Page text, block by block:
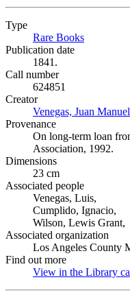
Type
Rare Books
Publication date
1841.
Call number
624851
Creator
Venegas, Juan Manuel
Provenance
On long-term loan
Association, 1992.
Dimensions
23 cm
Associated people
Venegas, Luis,
Cumplido, Ignacio,
Wilson, Lewis Grant,
Associated organization
Los Angeles County
Find out more
View in the Library